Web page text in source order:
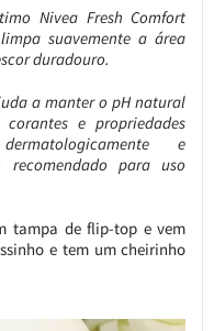
Nivea Fresh Comfort
suavemente a área
duradouro.
a manter o pH natural
e propriedades
e
recomendado para uso
tampa de flip-top e vem
e tem um cheirinho